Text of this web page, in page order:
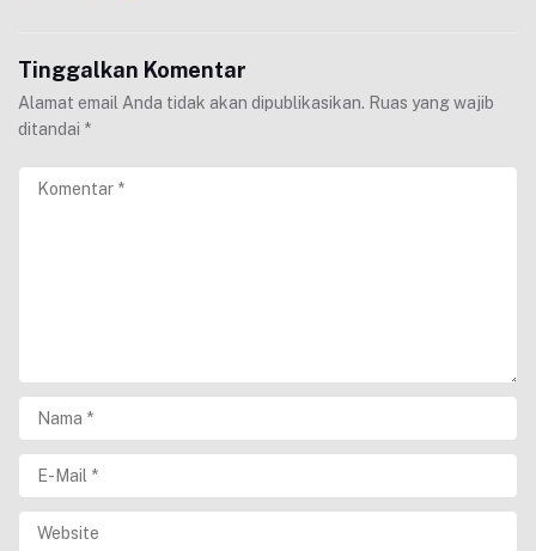
Tinggalkan Komentar
Alamat email Anda tidak akan dipublikasikan. Ruas yang wajib
ditandai *